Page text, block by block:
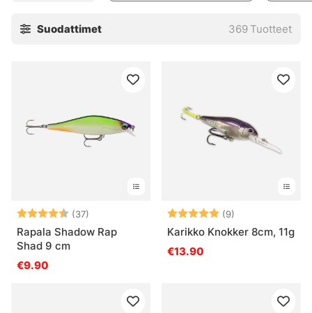
Suodattimet 369 Tuotteet
Arvio: (37)
4.4 5:sta tähdestä
Rapala Shadow Rap
Shad 9 cm
€9.90
Arvio: (9)
Karikko Knokker 8cm, 11g
€13.90